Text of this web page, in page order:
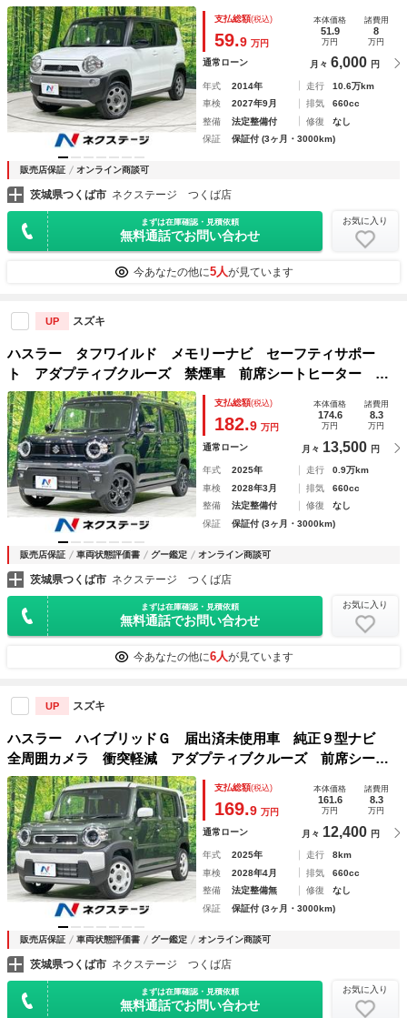
コン ２トーン 電動格納ミラー アイドリングストップ バ
ニティミラー アームレスト プッシュスタート
支払総額(税込)
59.9 万円
本体価格
51.9
万円
諸費用
8
万円
通常ローン 月々 6,000 円
年式 2014年 走行
10.6万km
車検
2027年9月 排気
660cc
整備
法定整備付 修復
なし
保証
保証付 (3ヶ月・3000km)
販売店保証 オンライン商談可
茨城県つくば市 ネクステージ つくば店
まずは在庫確認・見積依頼
無料通話でお問い合わせ
お気に入り
今あなたの他に5人が見ています
UP スズキ
ハスラー タフワイルド メモリーナビ セーフティサポー
ト アダプティブクルーズ 禁煙車 前席シートヒーター Ｌ
ＥＤヘッド＆フォグ オートハイビーム コーナーセンサー
Ｂｌｕｅｔｏｏｔｈ接続 スマートキー 純正１５インチＡＷ
支払総額(税込)
182.9 万円
本体価格
174.6
万円
諸費用
8.3
万円
通常ローン 月々 13,500 円
年式 2025年 走行
0.9万km
車検
2028年3月 排気
660cc
整備
法定整備付 修復
なし
保証
保証付 (3ヶ月・3000km)
販売店保証 車両状態評価書 グー鑑定 オンライン商談可
茨城県つくば市 ネクステージ つくば店
まずは在庫確認・見積依頼
無料通話でお問い合わせ
お気に入り
今あなたの他に6人が見ています
UP スズキ
ハスラー ハイブリッドＧ 届出済未使用車 純正９型ナビ
全周囲カメラ 衝突軽減 アダプティブクルーズ 前席シート
ヒーター ＬＥＤヘッド コーナーセンサー スマートキー
オートエアコン Ｂｌｕｅｔｏｏｔｈ接続 車線逸脱警報
支払総額(税込)
169.9 万円
本体価格
161.6
万円
諸費用
8.3
万円
通常ローン 月々 12,400 円
年式 2025年 走行
8km
車検
2028年4月 排気
660cc
整備
法定整備無 修復
なし
保証
保証付 (3ヶ月・3000km)
販売店保証 車両状態評価書 グー鑑定 オンライン商談可
茨城県つくば市 ネクステージ つくば店
まずは在庫確認・見積依頼
無料通話でお問い合わせ
お気に入り